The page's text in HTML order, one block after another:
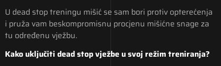
U dead stop treningu mišić se sam bori protiv opterećenja
i pruža vam beskompromisnu procjenu mišićne snage za
tu određenu vježbu.
Kako uključiti dead stop vježbe u svoj režim treniranja?